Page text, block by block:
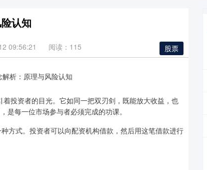
认知
股票
09:56:21 阅读：115
投资者的目光。它如同一把双刃剑，既能放大收益，也
是每一位市场参与者必须完成的功课。
方式。投资者可以向配资机构借款，然后用这笔借款进行